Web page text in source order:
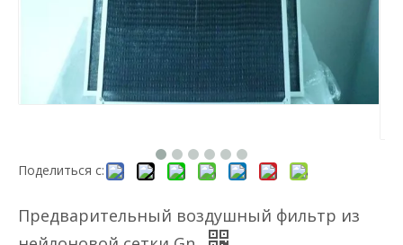
Поделиться с:
Предварительный воздушный фильтр из